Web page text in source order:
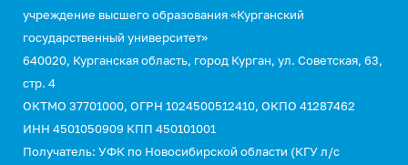
учреждение высшего образования «Курганский
государственный университет»
640020, Курганская область, город Курган, ул. Советская, 63,
стр. 4
ОКТМО 37701000, ОГРН 1024500512410, ОКПО 41287462
ИНН 4501050909 КПП 450101001
Получатель: УФК по Новосибирской области (КГУ л/с